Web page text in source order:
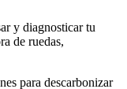
y diagnosticar tu
de ruedas,
para descarbonizar